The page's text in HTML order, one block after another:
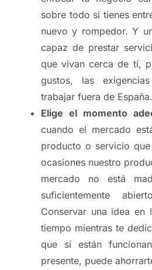
sobre todo si tienes
nuevo y rompedor. Y
capaz de prestar
que vivan cerca de tí,
gustos, las
trabajar fuera de España.
Elige el momento
cuando el mercado
producto o servicio
ocasiones nuestro
mercado no está
suficientemente
Conservar una idea en
tiempo mientras te
que sí están
presente, puede